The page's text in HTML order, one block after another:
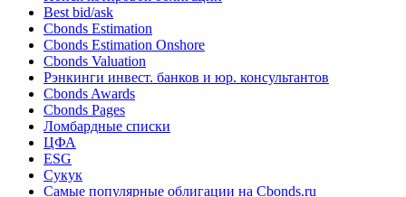
Поиск облигаций & Карты рынка
Поиск облигаций (ИИ)
Ближайшие размещения (Россия)
Поиск котировок облигаций
Best bid/ask
Cbonds Estimation
Cbonds Estimation Onshore
Cbonds Valuation
Рэнкинги инвест. банков и юр. консультантов
Cbonds Awards
Cbonds Pages
Ломбардные списки